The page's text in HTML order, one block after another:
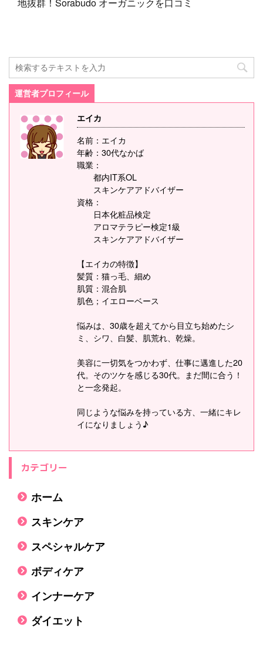
地抜群！Sorabudo オーガニックを口コミ
運営者プロフィール
エイカ
名前：エイカ
年齢：30代なかば
職業：
都内IT系OL
スキンケアアドバイザー
資格：
日本化粧品検定
アロマテラピー検定1級
スキンケアアドバイザー
【エイカの特徴】
髪質：猫っ毛、細め
肌質：混合肌
肌色；イエローベース
悩みは、30歳を超えてから目立ち始めたシ
ミ、シワ、白髪、肌荒れ、乾燥。
美容に一切気をつかわず、仕事に邁進した20
代。そのツケを感じる30代。まだ間に合う！
と一念発起。
同じような悩みを持っている方、一緒にキレ
イになりましょう♪
カテゴリー
ホーム
スキンケア
スペシャルケア
ボディケア
インナーケア
ダイエット